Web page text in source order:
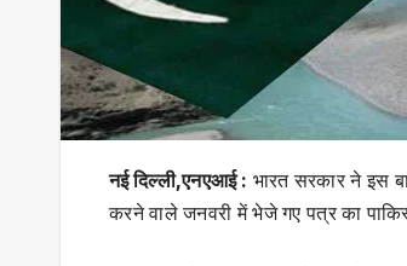
नई दिल्ली,एनएआई : भारत सरकार ने इस
करने वाले जनवरी में भेजे गए पत्र का